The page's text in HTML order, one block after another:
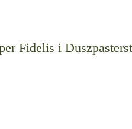
Fidelis i